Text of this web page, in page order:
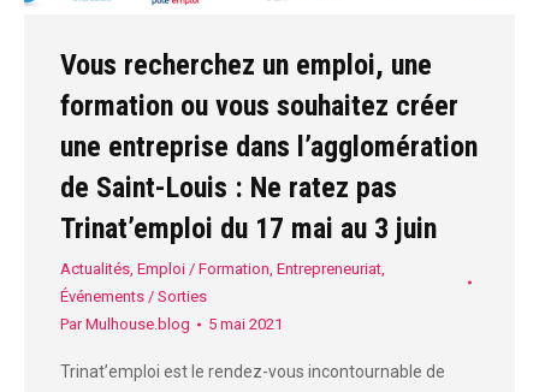
Vous recherchez un emploi, une
formation ou vous souhaitez créer
une entreprise dans l’agglomération
de Saint-Louis : Ne ratez pas
Trinat’emploi du 17 mai au 3 juin
Actualités, Emploi / Formation, Entrepreneuriat,
Événements / Sorties
ParMulhouse.blog 5 mai 2021
Trinat’emploi est le rendez-vous incontournable de